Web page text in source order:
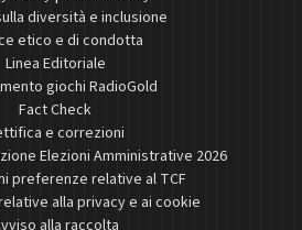
diversità e inclusione
etico e di condotta
Linea Editoriale
giochi RadioGold
Fact Check
e correzioni
Elezioni Amministrative 2026
preferenze relative al TCF
alla privacy e ai cookie
alla raccolta